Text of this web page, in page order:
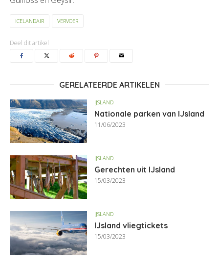
ICELANDAIR VERVOER
Deel dit artikel
GERELATEERDE ARTIKELEN
IJSLAND
Nationale parken van IJsland
11/06/2023
IJSLAND
Gerechten uit IJsland
15/03/2023
IJSLAND
IJsland vliegtickets
15/03/2023